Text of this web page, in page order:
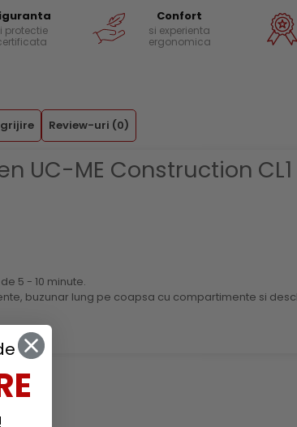
protectie
Confort
si experienta
ergonomica
Review-uri (0)
UC-ME Construction CL1
5 - 10 minute.
buzunar lung pe coapsa cu compartimente si